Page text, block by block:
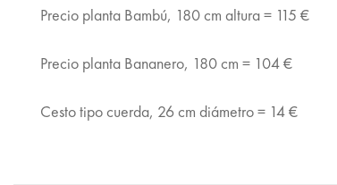
Precio planta Bambú, 180 cm altura = 115 €
Precio planta Bananero, 180 cm = 104 €
Cesto tipo cuerda, 26 cm diámetro = 14 €